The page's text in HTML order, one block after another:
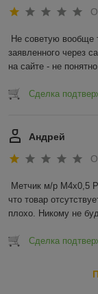
Не советую вообще
заявленного через
на сайте - не
Сделка
Андрей
Метчик м/р М4х0,5
что товар
плохо. Никому не
Сделка